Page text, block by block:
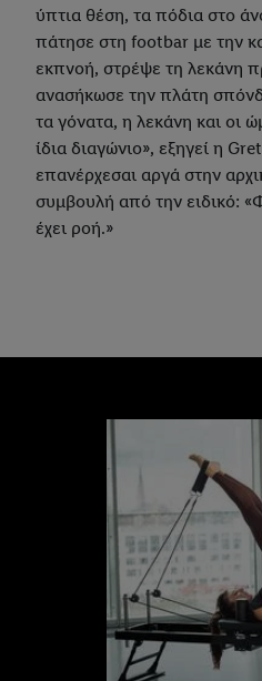
ύπτια θέση, τα πόδια στο
πάτησε στη footbar με την
εκπνοή, στρέψε τη λεκάνη
ανασήκωσε την πλάτη
τα γόνατα, η λεκάνη και οι
ίδια διαγώνιο», εξηγεί η
επανέρχεσαι αργά στην
συμβουλή από την ειδικό:
έχει ροή.»